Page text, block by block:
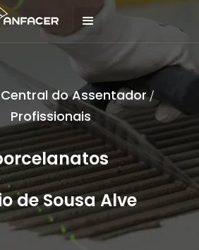
do Assentador/
Profissionais
de Sousa Alve